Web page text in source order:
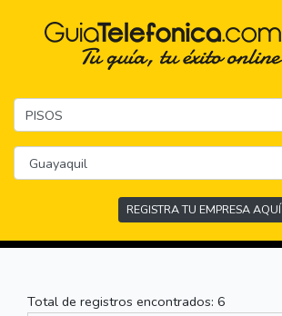
REGISTRA TU EMPRESA AQUÍ
Total de registros encontrados: 6